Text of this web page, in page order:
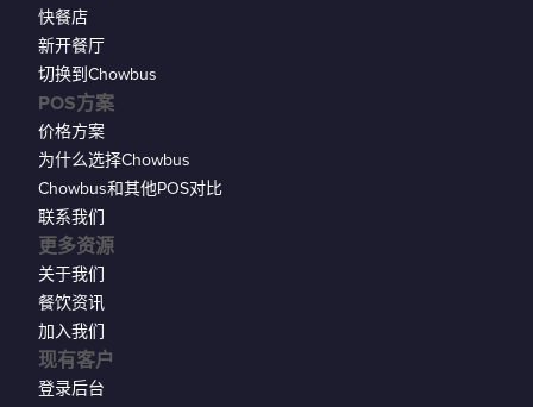
现有客户
登录后台
快餐店
新开餐厅
切换到Chowbus
POS方案
价格方案
为什么选择Chowbus
Chowbus和其他POS对比
联系我们
更多资源
关于我们
餐饮资讯
加入我们